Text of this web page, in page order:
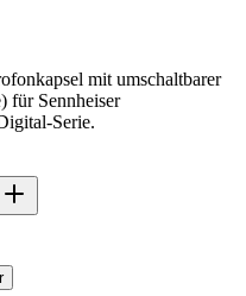
mit umschaltbarer
für Sennheiser
Serie.